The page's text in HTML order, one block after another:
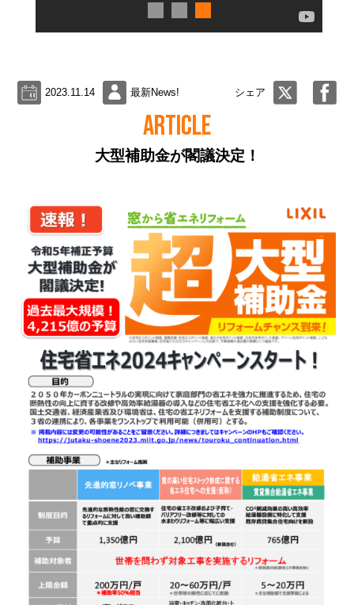
2023.11.14 最新News! シェア
ARTICLE
大型補助金が閣議決定！